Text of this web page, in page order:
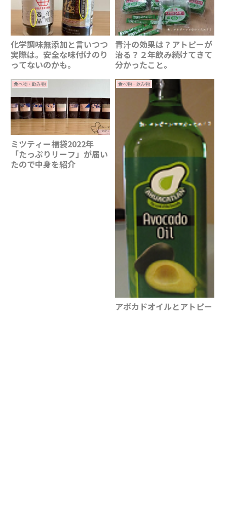
化学調味無添加と言いつつ
実際は。安全な味付けのり
ってないのかも。
青汁の効果は？アトピーが
治る？２年飲み続けてきて
分かったこと。
食べ物・飲み物
ミツティー福袋2022年
「たっぷりリーフ」が届い
たので中身を紹介
食べ物・飲み物
アボカドオイルとアトピー